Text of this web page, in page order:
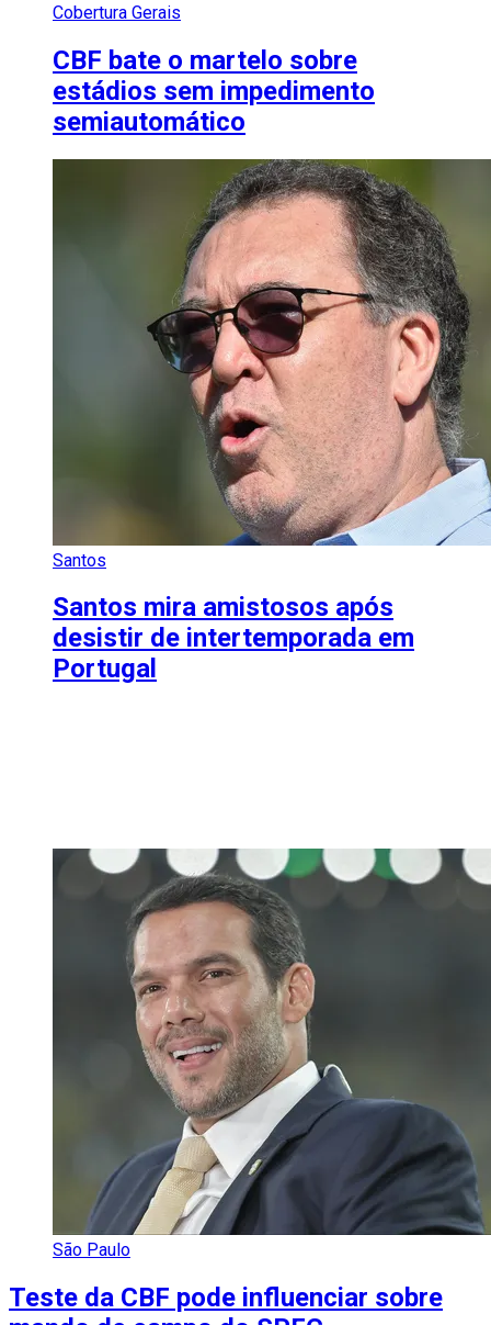
Cobertura Gerais
CBF bate o martelo sobre
estádios sem impedimento
semiautomático
Santos
Santos mira amistosos após
desistir de intertemporada em
Portugal
São Paulo
Teste da CBF pode influenciar sobre